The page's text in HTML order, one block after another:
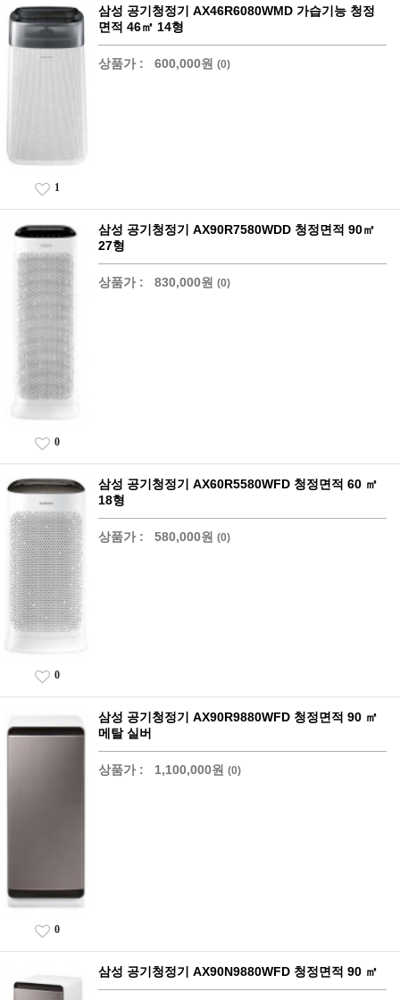
삼성 공기청정기 AX46R6080WMD 가습기능 청정
면적 46㎡ 14형
상품가 : 600,000원 (0)
1
삼성 공기청정기 AX90R7580WDD 청정면적 90㎡
27형
상품가 : 830,000원 (0)
0
삼성 공기청정기 AX60R5580WFD 청정면적 60 ㎡
18형
상품가 : 580,000원 (0)
0
삼성 공기청정기 AX90R9880WFD 청정면적 90 ㎡
메탈 실버
상품가 : 1,100,000원 (0)
0
삼성 공기청정기 AX90N9880WFD 청정면적 90 ㎡